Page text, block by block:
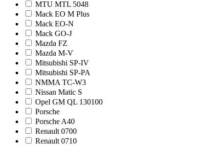
MTU MTL 5048
Mack EO M Plus
Mack EO-N
Mack GO-J
Mazda FZ
Mazda M-V
Mitsubishi SP-IV
Mitsubishi SP-PA
NMMA TC-W3
Nissan Matic S
Opel GM QL 130100
Porsche
Porsche A40
Renault 0700
Renault 0710